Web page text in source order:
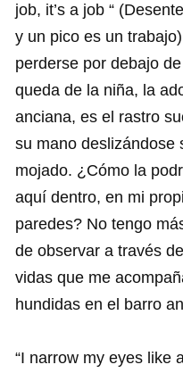
job, it’s a job “
y un pico es un
perderse por debajo
queda de la niña, la
anciana, es el rastro
su mano deslizándose
mojado. ¿Cómo la
aquí dentro, en mi
paredes? No tengo
de observar a través
vidas que me
hundidas en el barro
“I narrow my eyes like